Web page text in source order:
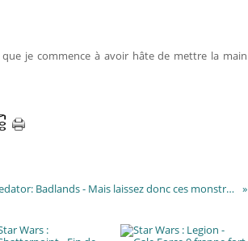
je commence à avoir hâte de mettre la main
Alien: Earth et Predator: Badlands - Mais laissez donc ces monstres tranquilles !